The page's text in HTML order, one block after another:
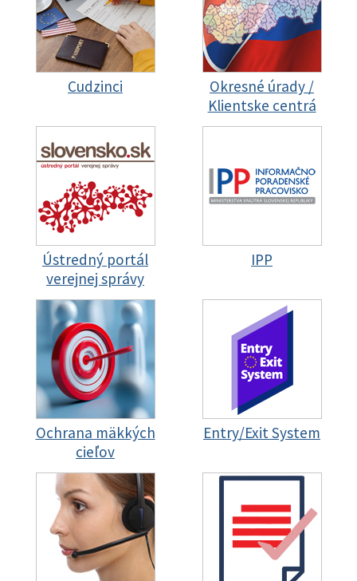
Cudzinci
Okresné úrady /
Klientske centrá
Ústredný portál
verejnej správy
IPP
Ochrana mäkkých
cieľov
Entry/Exit System